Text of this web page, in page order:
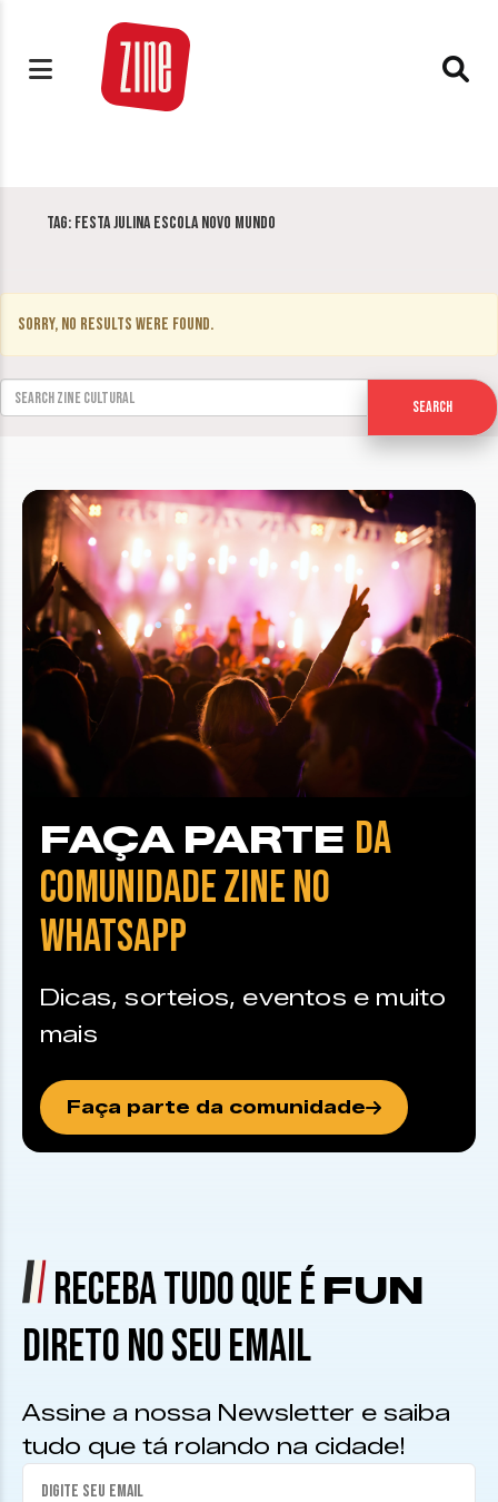
Tag: Festa Julina Escola Novo Mundo
Sorry, no results were found.
Search for:
Search
FAÇA PARTE DA
COMUNIDADE ZINE NO
WHATSAPP
Dicas, sorteios, eventos e muito
mais
Faça parte da comunidade
RECEBA TUDO QUE É FUN
DIRETO NO SEU EMAIL
Assine a nossa Newsletter e saiba
tudo que tá rolando na cidade!